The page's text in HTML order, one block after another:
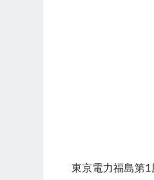
東京電力福島第